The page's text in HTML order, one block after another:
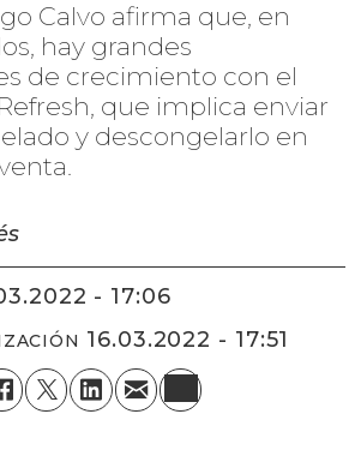
Calvo afirma que, en
hay grandes
de crecimiento con el
que implica enviar
y descongelarlo en
- 17:06
16.03.2022 - 17:51